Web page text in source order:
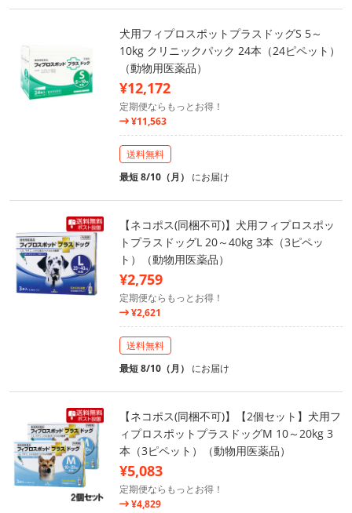
犬用フィプロスポットプラスドッグS 5～
10kg クリニックパック 24本（24ピペット）
（動物用医薬品）
¥12,172
定期便ならもっとお得！
¥11,563
送料無料
最短 8/10（月） にお届け
【ネコポス(同梱不可)】犬用フィプロスポッ
トプラスドッグL 20～40kg 3本（3ピペッ
ト）（動物用医薬品）
¥2,759
定期便ならもっとお得！
¥2,621
送料無料
最短 8/10（月） にお届け
【ネコポス(同梱不可)】【2個セット】犬用フ
ィプロスポットプラスドッグM 10～20kg 3
本（3ピペット）（動物用医薬品）
¥5,083
定期便ならもっとお得！
¥4,829